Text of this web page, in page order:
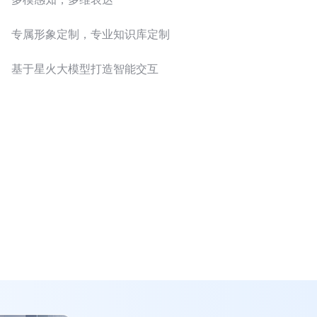
专属形象定制，专业知识库定制
基于星火大模型打造智能交互